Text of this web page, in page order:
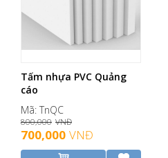
Tấm nhựa PVC Quảng
cáo
Mã: TnQC
800,000 VNĐ
700,000 VNĐ